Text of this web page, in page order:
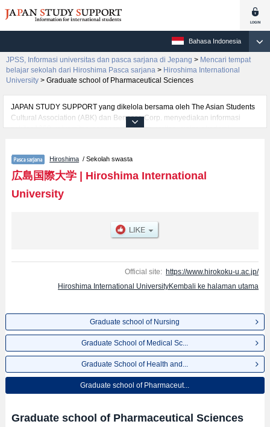
Bahasa Indonesia
JPSS, Informasi universitas dan pasca sarjana di Jepang > Mencari tempat
belajar sekolah dari Hiroshima Pasca sarjana > Hiroshima International
University > Graduate school of Pharmaceutical Sciences
JAPAN STUDY SUPPORT yang dikelola bersama oleh The Asian Students
Cultural Association (ABK) dan Benesse Corp. menyediakan informasi
sekitar 1300 universitas, pascasarjana, universitas yunior, akademi
mencakup informasi per jurusan riset seperti %% research %%, serta
berbagai informasi yang berguna bagi mahasiswa(i) mancanegara seperti
kuota untuk jumlah pendaftar dan jumlah kelulusan ujian masuk
mahasiswa(i) mancanegara, informasi mengenai ujian masuk, prasarana
Hiroshima / Sekolah swasta
広島国際大学| Hiroshima International
University
Official site: https://www.hirokoku-u.ac.jp/
Hiroshima International UniversityKembali ke halaman utama
Graduate school of Nursing
Graduate School of Medical Sc...
Graduate School of Health and...
Graduate school of Pharmaceut...
Graduate school of Pharmaceutical Sciences